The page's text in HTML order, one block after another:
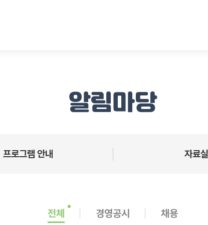
알림마당
프로그램 안내 자료실
전체 경영공시 채용